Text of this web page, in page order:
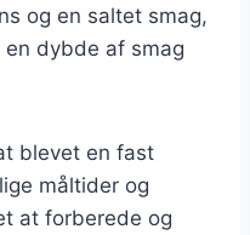
og en saltet smag,
dybde af smag
blevet en fast
måltider og
at forberede og